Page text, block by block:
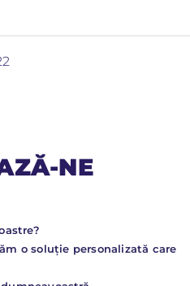
NE
o soluție personalizată care